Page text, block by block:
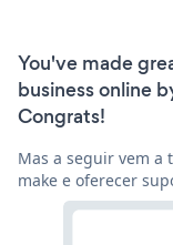
You've made
business online
Congrats!
Mas a seguir vem a
make e oferecer